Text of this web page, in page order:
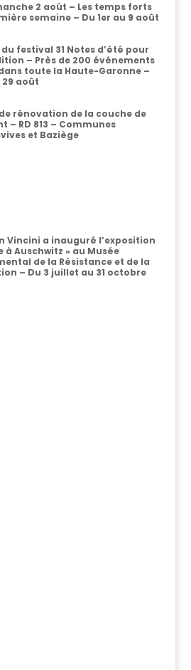
2 août – Les temps forts
semaine – Du 1er au 9 août
festival 31 Notes d’été pour
– Près de 200 événements
toute la Haute-Garonne –
29 août
rénovation de la couche de
– RD 813 – Communes
et Baziège
Vincini a inauguré l’exposition
à Auschwitz » au Musée
de la Résistance et de la
– Du 3 juillet au 31 octobre